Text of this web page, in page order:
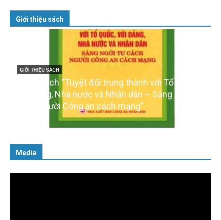
Giới thiệu sách
GIỚI THIỆU SÁCH
Cuốn sách “Tuyệt đối trung thành với Tổ quốc,
với Đảng, Nhà nước và Nhân dân – Sáng ngời tư
cách người Công an cách mạng”
Media